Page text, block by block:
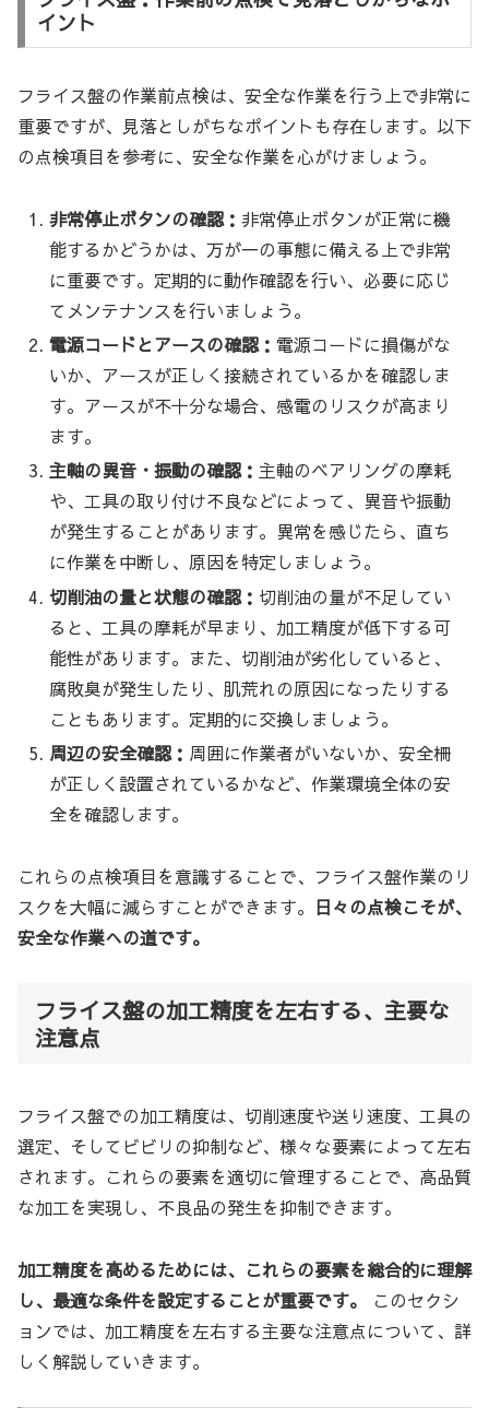
イント
フライス盤の作業前点検は、安全な作業を行う上で非常に
重要ですが、見落としがちなポイントも存在します。以下
の点検項目を参考に、安全な作業を心がけましょう。
非常停止ボタンの確認：非常停止ボタンが正常に機
能するかどうかは、万が一の事態に備える上で非常
に重要です。定期的に動作確認を行い、必要に応じ
てメンテナンスを行いましょう。
電源コードとアースの確認： 電源コードに損傷がな
いか、アースが正しく接続されているかを確認しま
す。アースが不十分な場合、感電のリスクが高まり
ます。
主軸の異音・振動の確認：主軸のベアリングの摩耗
や、工具の取り付け不良などによって、異音や振動
が発生することがあります。異常を感じたら、直ち
に作業を中断し、原因を特定しましょう。
切削油の量と状態の確認： 切削油の量が不足してい
ると、工具の摩耗が早まり、加工精度が低下する可
能性があります。また、切削油が劣化していると、
腐敗臭が発生したり、肌荒れの原因になったりする
こともあります。定期的に交換しましょう。
周辺の安全確認： 周囲に作業者がいないか、安全柵
が正しく設置されているかなど、作業環境全体の安
全を確認します。
これらの点検項目を意識することで、フライス盤作業のリ
スクを大幅に減らすことができます。 日々の点検こそが、
安全な作業への道です。
フライス盤の加工精度を左右する、主要な
注意点
フライス盤での加工精度は、切削速度や送り速度、工具の
選定、そしてビビリの抑制など、様々な要素によって左右
されます。これらの要素を適切に管理することで、高品質
な加工を実現し、不良品の発生を抑制できます。
加工精度を高めるためには、これらの要素を総合的に理解
し、最適な条件を設定することが重要です。
このセクシ
ョンでは、加工精度を左右する主要な注意点について、詳
しく解説していきます。